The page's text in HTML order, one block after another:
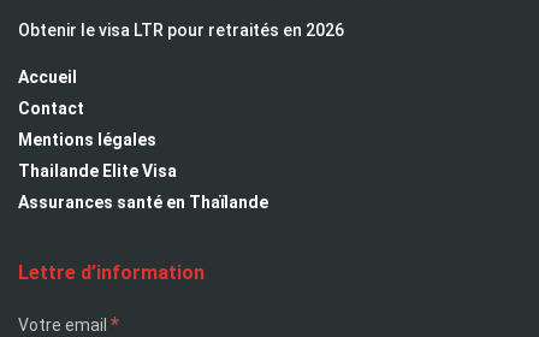
Obtenir le visa LTR pour retraités en 2026
Accueil
Contact
Mentions légales
Thailande Elite Visa
Assurances santé en Thaïlande
Lettre d’information
Votre email *